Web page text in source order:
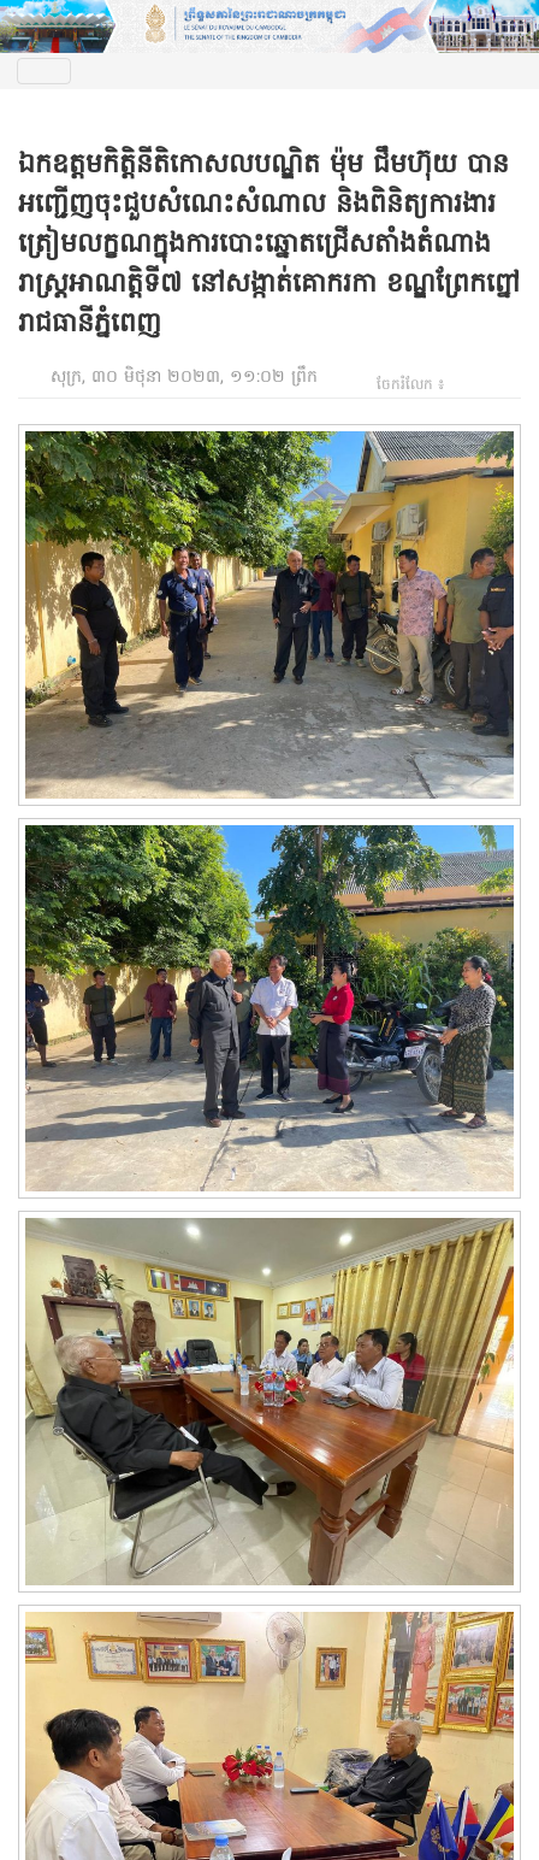
ឯកឧត្តមកិត្តិនីតិកោសលបណ្ឌិត ម៉ុម ជឹមហ៊ុយ បាន
អញ្ជើញចុះជួបសំណេះសំណាល និងពិនិត្យការងារ
ត្រៀមលក្ខណក្នុងការបោះឆ្នោតជ្រើសតាំងតំណាង
រាស្រ្តអាណត្តិទី៧ នៅសង្កាត់គោករកា ខណ្ឌព្រែកព្នៅ
រាជធានីភ្នំពេញ
សុក្រ, ៣០ មិថុនា ២០២៣, ១១:០២ ព្រឹក ចែករំលែក ៖